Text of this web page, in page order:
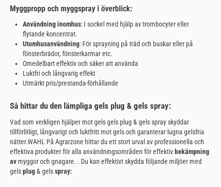
Myggpropp och myggspray i överblick:
Användning inomhus: I sockel med hjälp av trombocyter eller
flytande koncentrat.
Utomhusanvändning: För sprayning på träd och buskar eller på
fönsterbrädor, fönsterkarmar etc.
Omedelbart effektiv och säker att använda
Luktfri och långvarig effekt
Utmärkt pris/prestanda-förhållande
Så hittar du den lämpliga gels plug & gels spray:
Vad som verkligen hjälper mot gels gels plug & gels spray skyddar
tillförlitligt, långvarigt och luktfritt mot gels och garanterar lugna gelsfria
nätter.WAHL På Agrarzone hittar du ett stort urval av professionella och
effektiva produkter för alla användningsområden för effektiv bekämpning
av myggor och gnagare. . Du kan effektivt skydda följande miljöer med
gelsplug& gelsspray: